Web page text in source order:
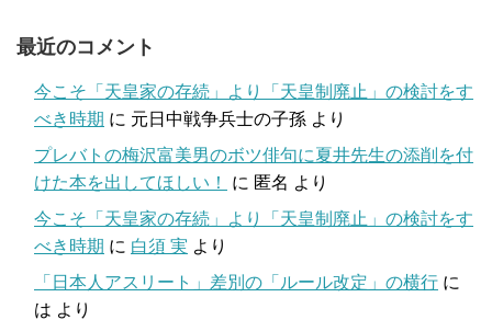
最近のコメント
今こそ「天皇家の存続」より「天皇制廃止」の検討をす
べき時期 に 元日中戦争兵士の子孫 より
プレバトの梅沢富美男のボツ俳句に夏井先生の添削を付
けた本を出してほしい！
に 匿名 より
今こそ「天皇家の存続」より「天皇制廃止」の検討をす
べき時期 に 白須 実 より
「日本人アスリート」差別の「ルール改定」の横行 に
は より